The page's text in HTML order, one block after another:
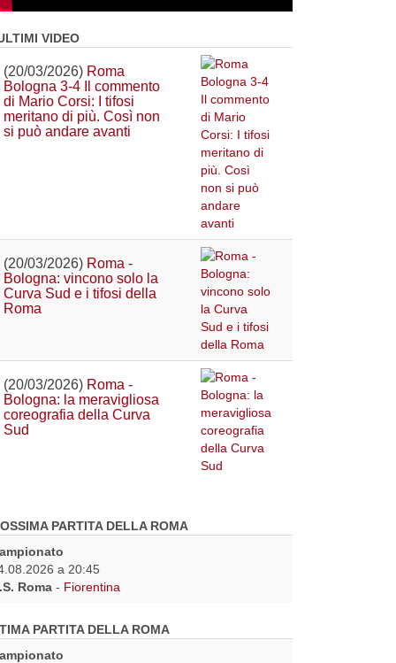
VIDEO
(20/03/2026) Roma
Bologna 3-4 Il commento
di Mario Corsi: I tifosi
meritano di più. Così non
si può andare avanti
(20/03/2026) Roma -
Bologna: vincono solo la
Curva Sud e i tifosi della
Roma
(20/03/2026) Roma -
Bologna: la meravigliosa
coreografia della Curva
Sud
PARTITA DELLA ROMA
a 20:45
Roma - Fiorentina
PARTITA DELLA ROMA